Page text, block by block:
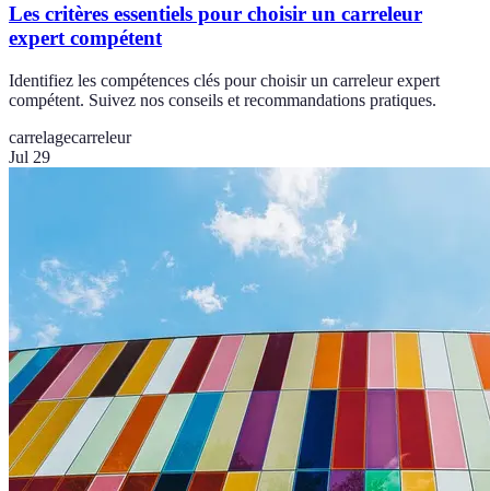
Les critères essentiels pour choisir un carreleur
expert compétent
Identifiez les compétences clés pour choisir un carreleur expert
compétent. Suivez nos conseils et recommandations pratiques.
carrelagecarreleur
Jul 29